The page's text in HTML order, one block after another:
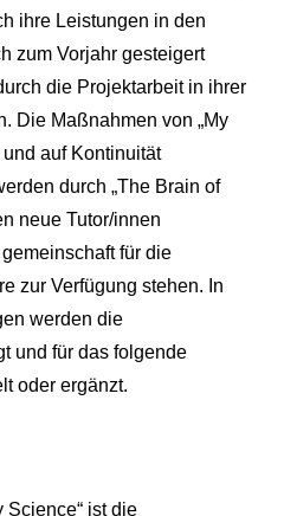
ihre Leistungen in den
zum Vorjahr gesteigert
die Projektarbeit in ihrer
Die Maßnahmen von „My
auf Kontinuität
durch „The Brain of
neue Tutor/innen
für die
zur Verfügung stehen. In
werden die
und für das folgende
oder ergänzt.
Science“ ist die